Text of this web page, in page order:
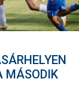
MÁSODIK